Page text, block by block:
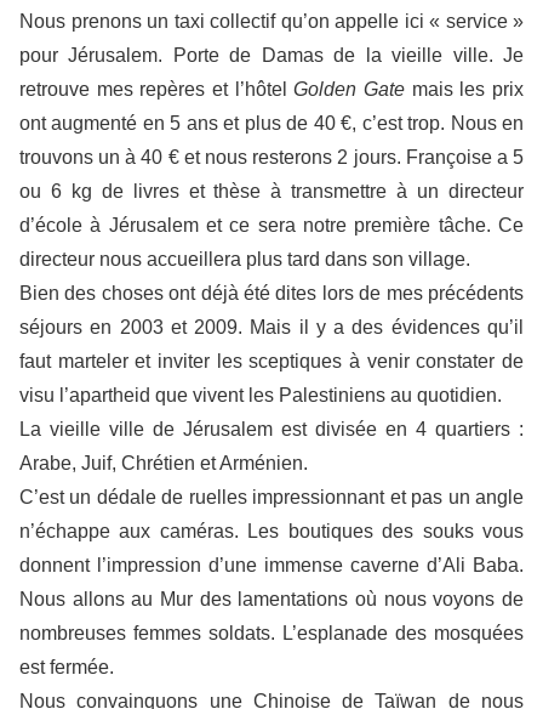
Nous prenons un taxi collectif qu’on appelle ici « service »
pour Jérusalem. Porte de Damas de la vieille ville. Je
retrouve mes repères et l’hôtelGolden Gate mais les prix
ont augmenté en 5 ans et plus de 40 €, c’est trop. Nous en
trouvons un à 40 € et nous resterons 2 jours. Françoise a 5
ou 6 kg de livres et thèse à transmettre à un directeur
d’école à Jérusalem et ce sera notre première tâche. Ce
directeur nous accueillera plus tard dans son village.
Bien des choses ont déjà été dites lors de mes précédents
séjours en 2003 et 2009. Mais il y a des évidences qu’il
faut marteler et inviter les sceptiques à venir constater de
visu l’apartheid que vivent les Palestiniens au quotidien.
La vieille ville de Jérusalem est divisée en 4 quartiers :
Arabe, Juif, Chrétien et Arménien.
C’est un dédale de ruelles impressionnant et pas un angle
n’échappe aux caméras. Les boutiques des souks vous
donnent l’impression d’une immense caverne d’Ali Baba.
Nous allons au Mur des lamentations où nous voyons de
nombreuses femmes soldats. L’esplanade des mosquées
est fermée.
Nous convainquons une Chinoise de Taïwan de nous